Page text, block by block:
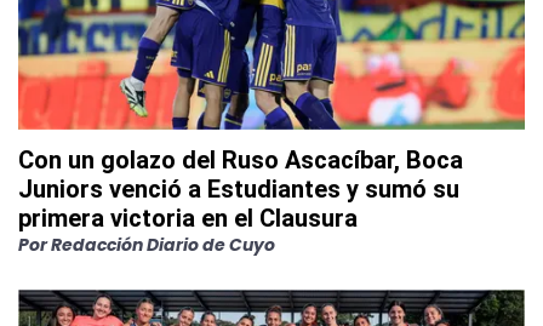
Con un golazo del Ruso Ascacíbar, Boca
Juniors venció a Estudiantes y sumó su
primera victoria en el Clausura
PorRedacción Diario de Cuyo